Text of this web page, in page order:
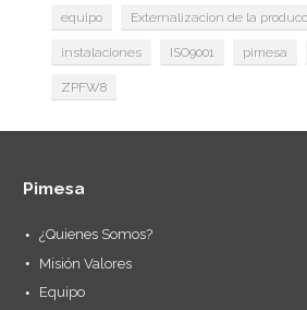
equipo Externalizacion de la
instalaciones ISO9001 pimesa
ZPFW8
Pimesa
¿Quienes Somos?
Misión Valores
Equipo